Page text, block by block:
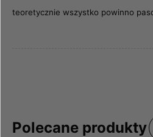
teoretycznie wszystko powinno
Polecane produkty